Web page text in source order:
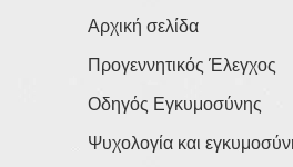
Αρχική σελίδα
Προγεννητικός Έλεγχος
Οδηγός Εγκυμοσύνης
Ψυχολογία και